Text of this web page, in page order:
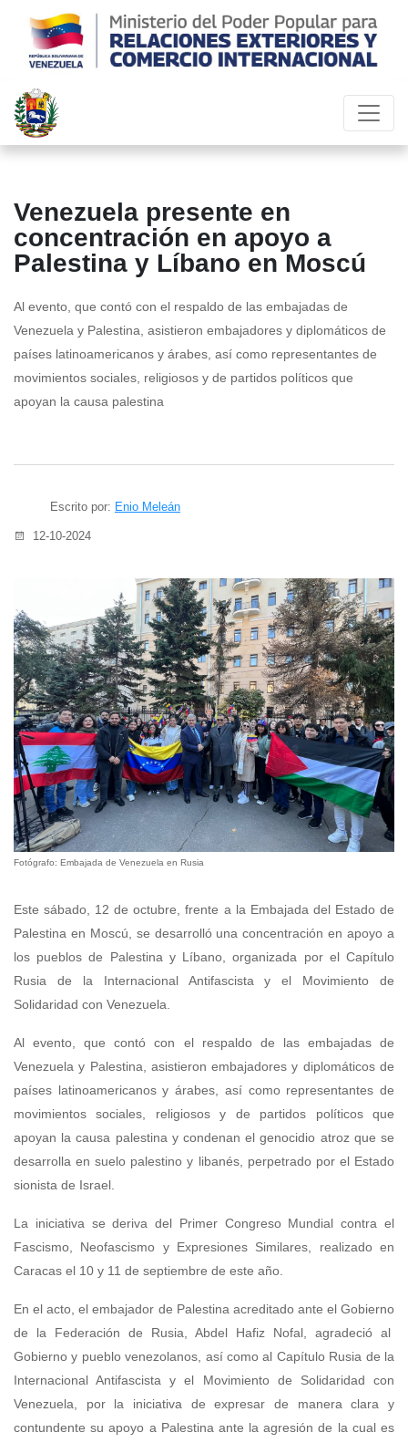
Venezuela presente en
concentración en apoyo a
Palestina y Líbano en Moscú
Al evento, que contó con el respaldo de las embajadas de
Venezuela y Palestina, asistieron embajadores y diplomáticos de
países latinoamericanos y árabes, así como representantes de
movimientos sociales, religiosos y de partidos políticos que
apoyan la causa palestina
Escrito por: Enio Meleán
12-10-2024
Fotógrafo: Embajada de Venezuela en Rusia
Este sábado, 12 de octubre, frente a la Embajada del Estado de
Palestina en Moscú, se desarrolló una concentración en apoyo a
los pueblos de Palestina y Líbano, organizada por el Capítulo
Rusia de la Internacional Antifascista y el Movimiento de
Solidaridad con Venezuela.
Al evento, que contó con el respaldo de las embajadas de
Venezuela y Palestina, asistieron embajadores y diplomáticos de
países latinoamericanos y árabes, así como representantes de
movimientos sociales, religiosos y de partidos políticos que
apoyan la causa palestina y condenan el genocidio atroz que se
desarrolla en suelo palestino y libanés, perpetrado por el Estado
sionista de Israel.
La iniciativa se deriva del Primer Congreso Mundial contra el
Fascismo, Neofascismo y Expresiones Similares, realizado en
Caracas el 10 y 11 de septiembre de este año.
En el acto, el embajador de Palestina acreditado ante el Gobierno
de la Federación de Rusia, Abdel Hafiz Nofal, agradeció al
Gobierno y pueblo venezolanos, así como al Capítulo Rusia de la
Internacional Antifascista y el Movimiento de Solidaridad con
Venezuela, por la iniciativa de expresar de manera clara y
contundente su apoyo a Palestina ante la agresión de la cual es